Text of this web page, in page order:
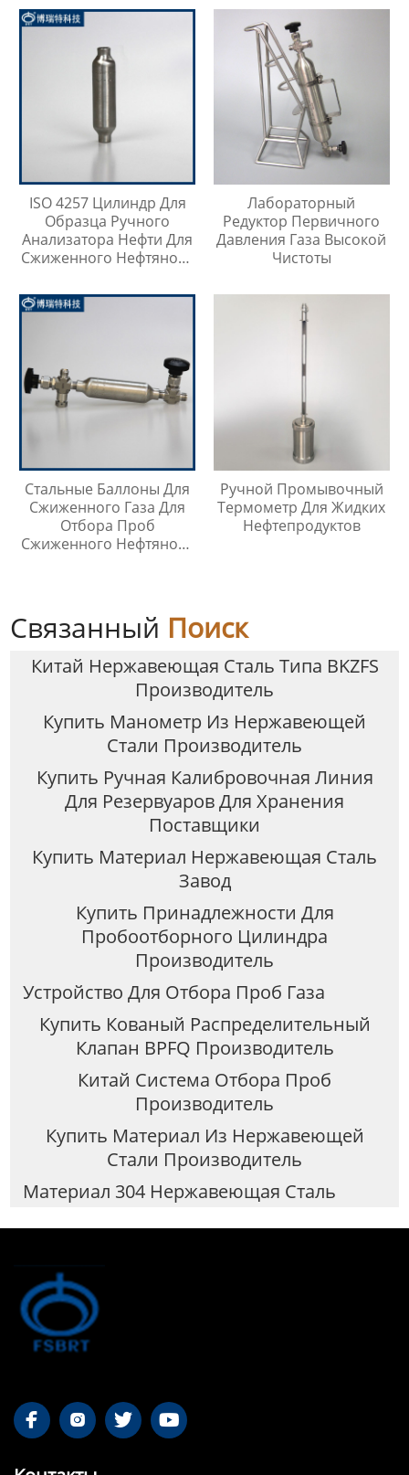
ISO 4257 Цилиндр Для
Образца Ручного
Анализатора Нефти Для
Сжиженного Нефтяного
Лабораторный
Редуктор Первичного
Давления Газа Высокой
Чистоты
Стальные Баллоны Для
Сжиженного Газа Для
Отбора Проб
Сжиженного Нефтяного
Ручной Промывочный
Термометр Для Жидких
Нефтепродуктов
Связанный Поиск
Китай Нержавеющая Сталь Типа BKZFS
Производитель
Купить Манометр Из Нержавеющей
Стали Производитель
Купить Ручная Калибровочная Линия
Для Резервуаров Для Хранения
Поставщики
Купить Материал Нержавеющая Сталь
Завод
Купить Принадлежности Для
Пробоотборного Цилиндра
Производитель
Устройство Для Отбора Проб Газа
Купить Кованый Распределительный
Клапан BPFQ Производитель
Китай Система Отбора Проб
Производитель
Купить Материал Из Нержавеющей
Стали Производитель
Материал 304 Нержавеющая Сталь
   